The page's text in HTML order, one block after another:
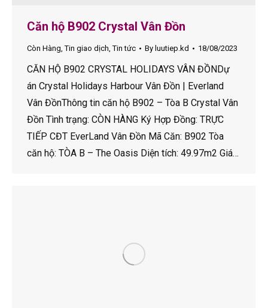
Căn hộ B902 Crystal Vân Đồn
Còn Hàng,Tin giao dịch,Tin tức By luutiep.kd 18/08/2023
CĂN HỘ B902 CRYSTAL HOLIDAYS VÂN ĐỒNDự
án Crystal Holidays Harbour Vân Đồn | Everland
Vân ĐồnThông tin căn hộ B902 – Tòa B Crystal Vân
Đồn Tình trạng: CÒN HÀNG Ký Hợp Đồng: TRỰC
TIẾP CĐT EverLand Vân Đồn Mã Căn: B902 Tòa
căn hộ: TÒA B – The Oasis Diện tích: 49.97m2 Giá…